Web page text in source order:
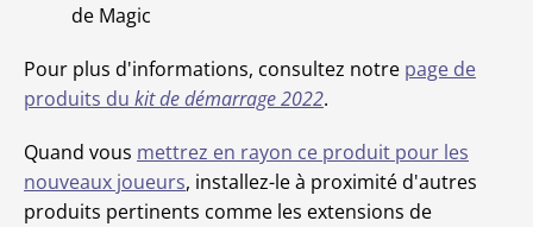
de Magic
Pour plus d'informations, consultez notre page de
produits du kit de démarrage 2022.
Quand vous mettrez en rayon ce produit pour les
nouveaux joueurs, installez-le à proximité d'autres
produits pertinents comme les extensions de